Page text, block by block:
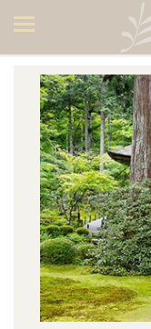
美食集
美飲集
廚房集
旅遊集
旅遊美食集
生活風
書房集
日記簿